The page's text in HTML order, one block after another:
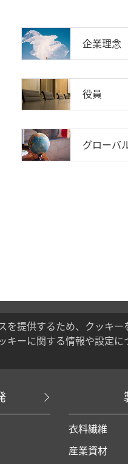
企業理念
役員
グローバ
提供するため、クッキ
ーに関する情報や設定
衣料繊維
産業資材